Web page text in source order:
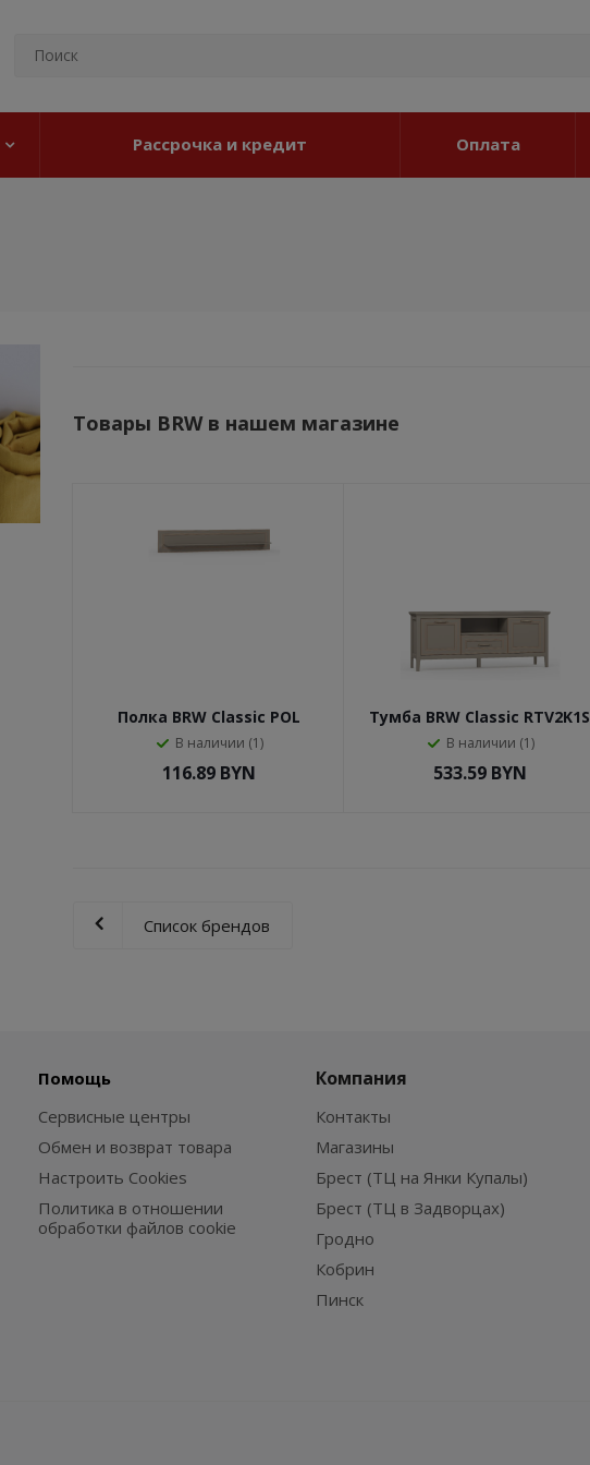
Рассрочка и кредит Оплата
Товары BRW в нашем магазине
Полка BRW Classic POL
(Глиняный серый)
В наличии (1)
116.89BYN
Тумба BRW Classic RTV2K1S
(Глиняный серый)
В наличии (1)
533.59BYN
Список брендов
Помощь
Сервисные центры
Обмен и возврат товара
Настроить Cookies
Политика в отношении
обработки файлов cookie
Компания
Контакты
Магазины
Брест (ТЦ на Янки Купалы)
Брест (ТЦ в Задворцах)
Гродно
Кобрин
Пинск